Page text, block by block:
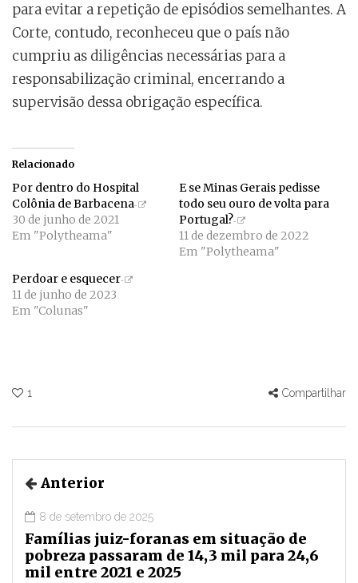
para evitar a repetição de episódios semelhantes. A
Corte, contudo, reconheceu que o país não
cumpriu as diligências necessárias para a
responsabilização criminal, encerrando a
supervisão dessa obrigação específica.
Relacionado
Por dentro do Hospital
Colônia de Barbacena
30 de junho de 2021
Em "Polytheama"
E se Minas Gerais pedisse
todo seu ouro de volta para
Portugal?
11 de dezembro de 2022
Em "Polytheama"
Perdoar e esquecer
11 de junho de 2023
Em "Colunas"
1 Compartilhar
Anterior
8 de setembro de 2025
Famílias juiz-foranas em situação de
pobreza passaram de 14,3 mil para 24,6
mil entre 2021 e 2025